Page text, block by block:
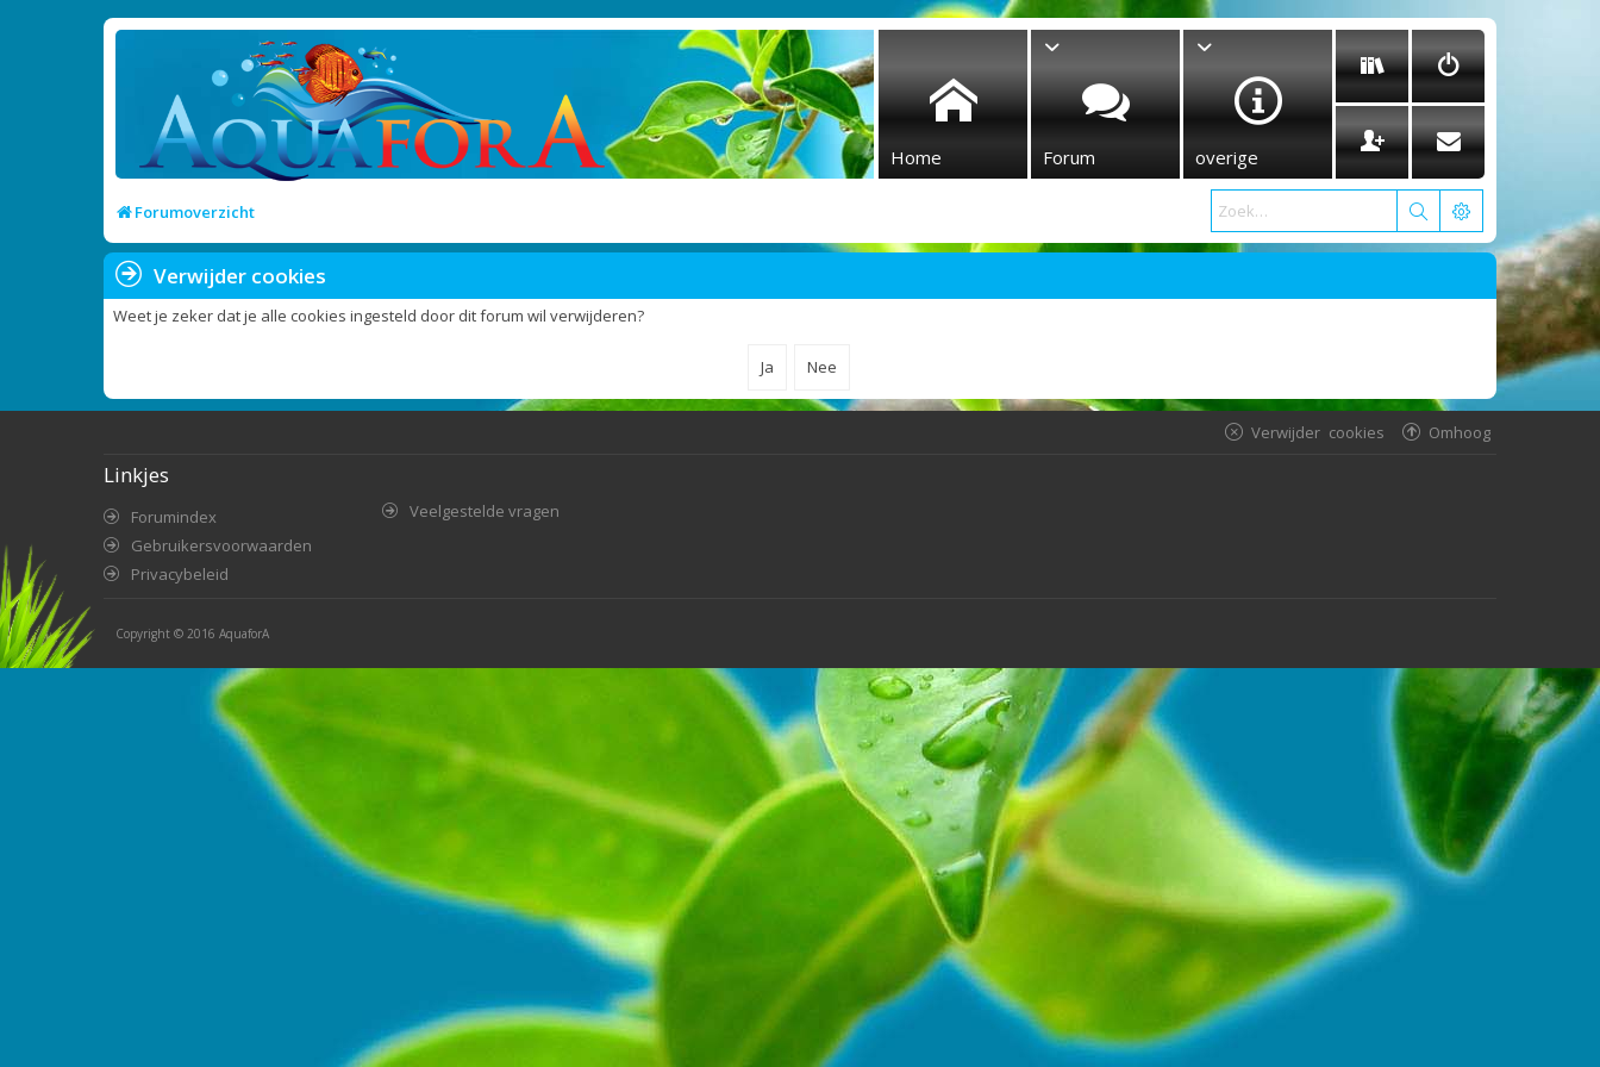
Home Forum overige
Forumoverzicht
Verwijder cookies
Weet je zeker dat je alle cookies ingesteld door dit forum wil verwijderen?
Omhoog
Verwijder cookies
Linkjes
Forumindex
Gebruikersvoorwaarden
Privacybeleid
Veelgestelde vragen
Copyright © 2016 AquaforA